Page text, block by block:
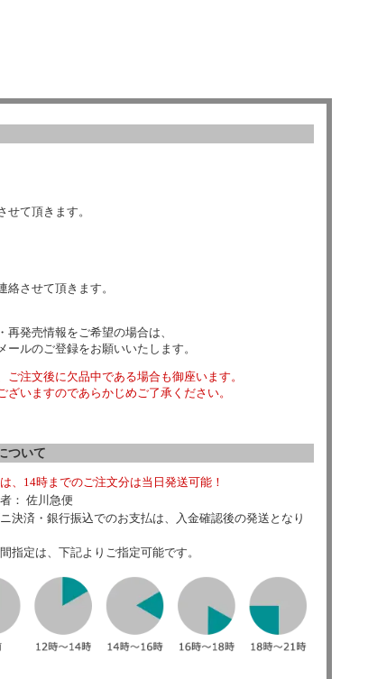
て頂きます。
させて頂きます。
発売情報をご希望の場合は、
ールのご登録をお願いいたします。
注文後に欠品中である場合も御座います。
いますのであらかじめご了承ください。
ついて
、14時までのご注文分は当日発送可能！
： 佐川急便
決済・銀行振込でのお支払は、入金確認後の発送となり
指定は、下記よりご指定可能です。